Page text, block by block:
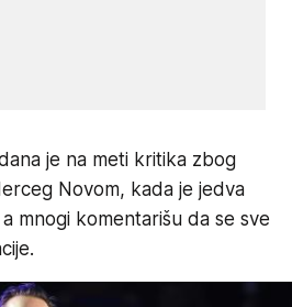
je na meti kritika zbog
Novom, kada je jedva
mnogi komentarišu da se sve